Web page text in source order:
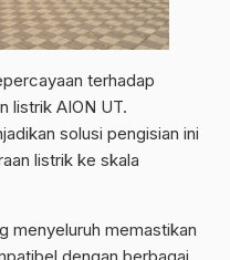
terhadap
listrik AION UT.
solusi pengisian ini
listrik ke skala
menyeluruh memastikan
dengan berbagai